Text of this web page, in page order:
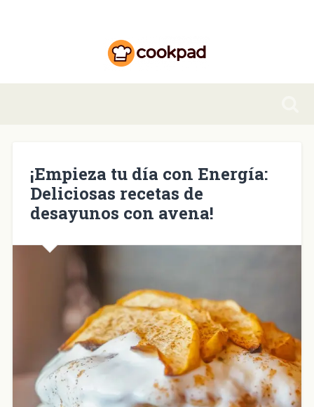
¡Empieza tu día con Energía:
Deliciosas recetas de
desayunos con avena!